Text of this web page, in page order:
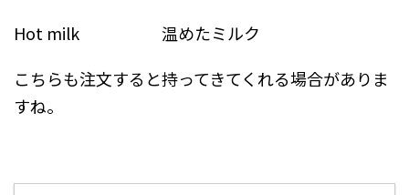
Hot milk 温めたミルク
こちらも注文すると持ってきてくれる場合がありま
すね。